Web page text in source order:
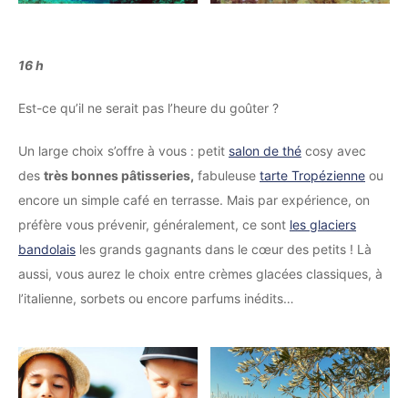
16 h
Est-ce qu’il ne serait pas l’heure du goûter ?
Un large choix s’offre à vous : petit salon de thé cosy avec
des très bonnes pâtisseries, fabuleuse tarte Tropézienne ou
encore un simple café en terrasse. Mais par expérience, on
préfère vous prévenir, généralement, ce sont les glaciers
bandolais les grands gagnants dans le cœur des petits ! Là
aussi, vous aurez le choix entre crèmes glacées classiques, à
l’italienne, sorbets ou encore parfums inédits…